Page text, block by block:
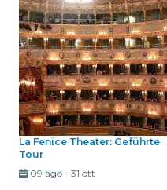
La Fenice Theater: Geführte
Tour
09 ago- 31 ott